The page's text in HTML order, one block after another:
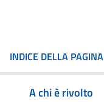
INDICE DELLA PAGINA
A chi è rivolto